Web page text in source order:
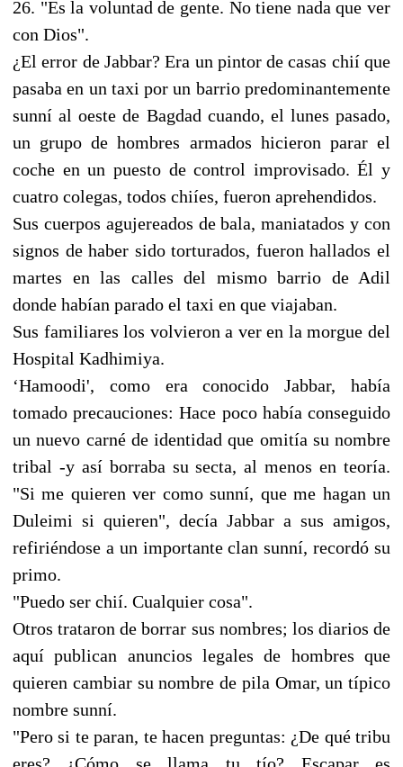
26. "Es la voluntad de gente. No tiene nada que ver
con Dios".
¿El error de Jabbar? Era un pintor de casas chií que
pasaba en un taxi por un barrio predominantemente
sunní al oeste de Bagdad cuando, el lunes pasado,
un grupo de hombres armados hicieron parar el
coche en un puesto de control improvisado. Él y
cuatro colegas, todos chiíes, fueron aprehendidos.
Sus cuerpos agujereados de bala, maniatados y con
signos de haber sido torturados, fueron hallados el
martes en las calles del mismo barrio de Adil
donde habían parado el taxi en que viajaban.
Sus familiares los volvieron a ver en la morgue del
Hospital Kadhimiya.
‘Hamoodi', como era conocido Jabbar, había
tomado precauciones: Hace poco había conseguido
un nuevo carné de identidad que omitía su nombre
tribal -y así borraba su secta, al menos en teoría.
"Si me quieren ver como sunní, que me hagan un
Duleimi si quieren", decía Jabbar a sus amigos,
refiriéndose a un importante clan sunní, recordó su
primo.
"Puedo ser chií. Cualquier cosa".
Otros trataron de borrar sus nombres; los diarios de
aquí publican anuncios legales de hombres que
quieren cambiar su nombre de pila Omar, un típico
nombre sunní.
"Pero si te paran, te hacen preguntas: ¿De qué tribu